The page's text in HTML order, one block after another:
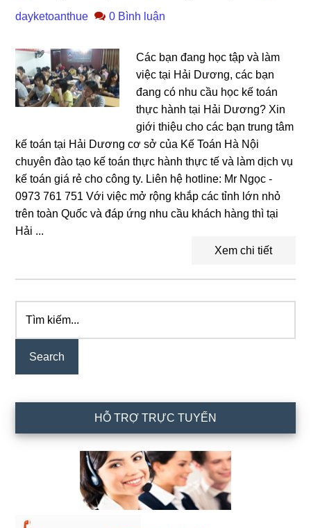
dayketoanthue 0 Bình luận
Các bạn đang học tập và làm
việc tại Hải Dương, các bạn
đang có nhu cầu học kế toán
thực hành tại Hải Dương? Xin
giới thiệu cho các bạn trung tâm
kế toán tại Hải Dương cơ sở của Kế Toán Hà Nội
chuyên đào tạo kế toán thực hành thực tế và làm dịch vụ
kế toán giá rẻ cho công ty. Liên hệ hotline: Mr Ngọc -
0973 761 751 Với việc mở rộng khắp các tỉnh lớn nhỏ
trên toàn Quốc và đáp ứng nhu cầu khách hàng thì tại
Hải ...
Xem chi tiết
Primary
Sidebar
kiếm...
HỖ TRỢ TRỰC TUYẾN